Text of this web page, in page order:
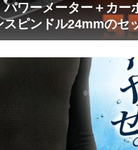
パワーメーター＋カー
スピンドル24mmのセ